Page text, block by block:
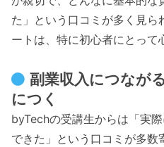
た」という口コミが多く見
ートは、特に初心者にとって
副業収入につなが
につく
byTechの受講生からは「実
できた」という口コミが多数